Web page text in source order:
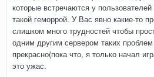
которые встречаются у
такой геморрой. У Вас явно какие-то
слишком много трудностей чтобы
одним другим сервером таких
прекрасно(пока что, я только начал
это ужас.